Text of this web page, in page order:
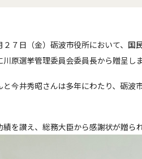
７日（金）砺波市役所において、 国
原選挙管理委員会委員長から贈呈し
と今井秀昭さんは多年にわたり、砺
を讃え、総務大臣から感謝状が贈ら